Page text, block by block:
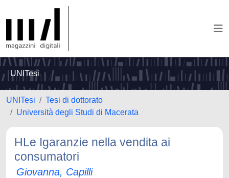
UNITesi
UNITesi
Tesi di dottorato
Università degli Studi di Macerata
HLe Igaranzie nella vendita ai
consumatori
Giovanna, Capilli